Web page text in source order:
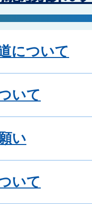
について
いて
い
いて